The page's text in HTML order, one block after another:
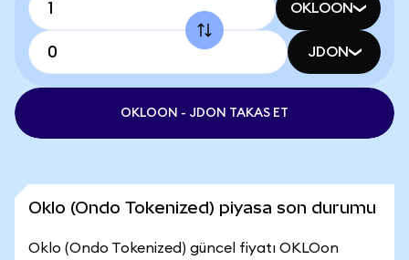
OKLOON
JDON
OKLOON - JDON TAKAS ET
Oklo (Ondo Tokenized) piyasa son durumu
Oklo (Ondo Tokenized) güncel fiyatı OKLOon